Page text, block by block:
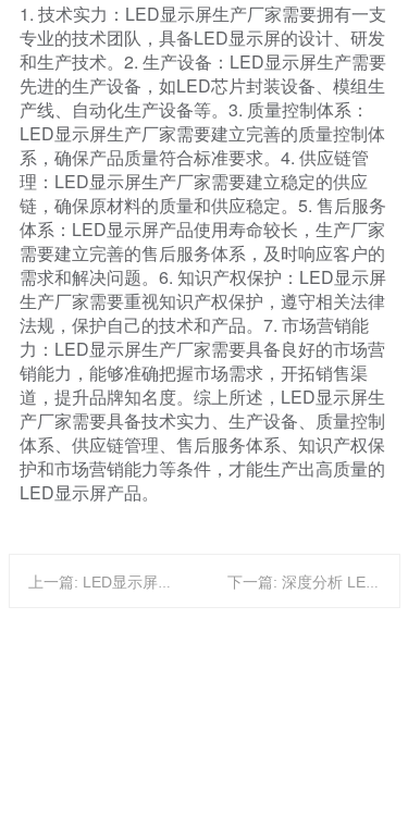
1. 技术实力：LED显示屏生产厂家需要拥有一支
专业的技术团队，具备LED显示屏的设计、研发
和生产技术。2. 生产设备：LED显示屏生产需要
先进的生产设备，如LED芯片封装设备、模组生
产线、自动化生产设备等。3. 质量控制体系：
LED显示屏生产厂家需要建立完善的质量控制体
系，确保产品质量符合标准要求。4. 供应链管
理：LED显示屏生产厂家需要建立稳定的供应
链，确保原材料的质量和供应稳定。5. 售后服务
体系：LED显示屏产品使用寿命较长，生产厂家
需要建立完善的售后服务体系，及时响应客户的
需求和解决问题。6. 知识产权保护：LED显示屏
生产厂家需要重视知识产权保护，遵守相关法律
法规，保护自己的技术和产品。7. 市场营销能
力：LED显示屏生产厂家需要具备良好的市场营
销能力，能够准确把握市场需求，开拓销售渠
道，提升品牌知名度。综上所述，LED显示屏生
产厂家需要具备技术实力、生产设备、质量控制
体系、供应链管理、售后服务体系、知识产权保
护和市场营销能力等条件，才能生产出高质量的
LED显示屏产品。
上一篇: LED显示屏的未来发展趋势 下一篇: 深度分析 LED 屏幕市场上的前十大品牌